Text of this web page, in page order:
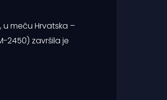
u meču Hrvatska –
2450) završila je